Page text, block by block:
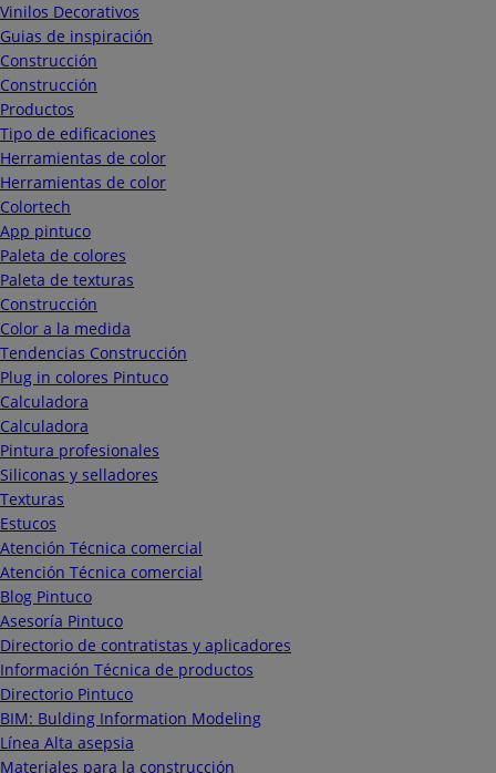
Vinilos Decorativos
Guias de inspiración
Construcción
Construcción
Productos
Tipo de edificaciones
Herramientas de color
Herramientas de color
Colortech
App pintuco
Paleta de colores
Paleta de texturas
Construcción
Color a la medida
Tendencias Construcción
Plug in colores Pintuco
Calculadora
Calculadora
Pintura profesionales
Siliconas y selladores
Texturas
Estucos
Atención Técnica comercial
Atención Técnica comercial
Blog Pintuco
Asesoría Pintuco
Directorio de contratistas y aplicadores
Información Técnica de productos
Directorio Pintuco
BIM: Bulding Information Modeling
Línea Alta asepsia
Materiales para la construcción